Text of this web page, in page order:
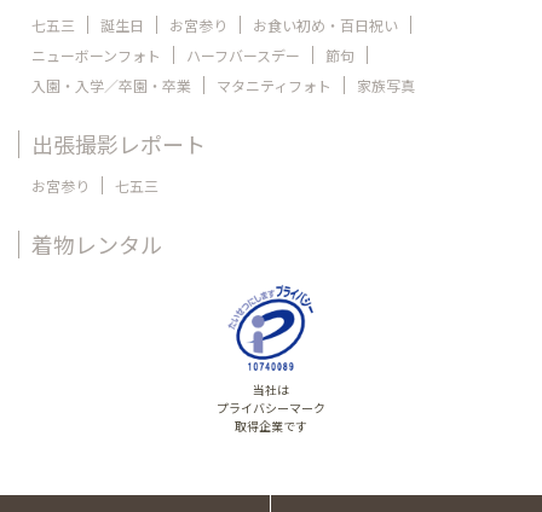
七五三 誕生日 お宮参り
お食い初め・百日祝い
ニューボーンフォト
ハーフバースデー
節句
入園・入学／卒園・卒業
マタニティフォト 家族写真
出張撮影レポート
お宮参り 七五三
着物レンタル
当社は
プライバシーマーク
取得企業です